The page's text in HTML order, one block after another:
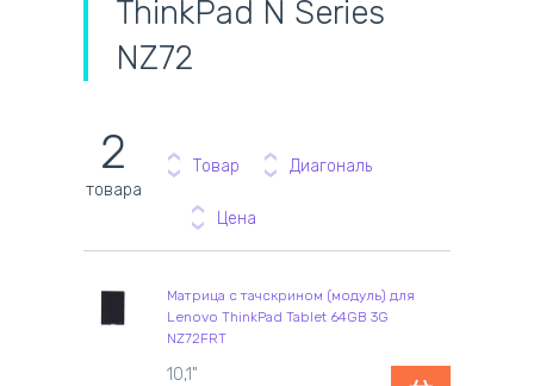
ThinkPad N Series
NZ72
2
товара
Товар Диагональ
Цена
Матрица с тачскрином (модуль) для
Lenovo ThinkPad Tablet 64GB 3G
NZ72FRT
10,1"